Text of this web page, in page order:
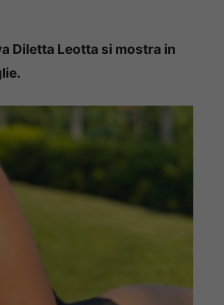
Diletta Leotta si mostra in